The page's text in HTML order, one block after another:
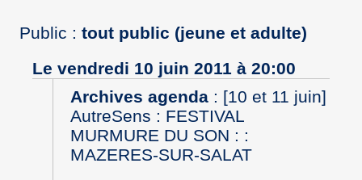
Public : tout public (jeune et adulte)
Le vendredi 10 juin 2011 à 20:00
Archives agenda: [10 et 11 juin]
AutreSens : FESTIVAL
MURMURE DU SON : :
MAZERES-SUR-SALAT